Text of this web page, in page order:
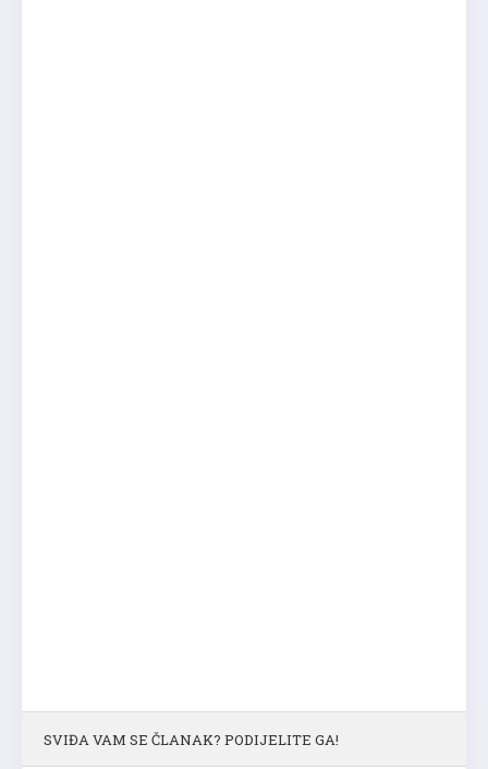
SVIĐA VAM SE ČLANAK? PODIJELITE GA!